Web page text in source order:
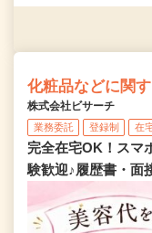
化粧品などに関
株式会社ビサーチ
業務委託 登録制 在
完全在宅OK！スマ
験歓迎♪履歴書・面